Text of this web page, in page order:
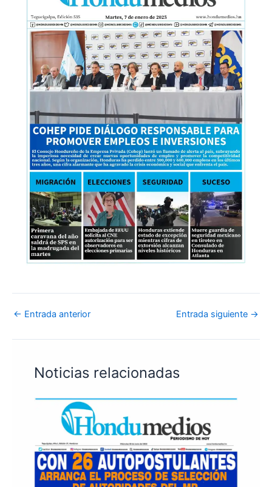
← Entrada anterior Entrada siguiente →
Noticias relacionadas